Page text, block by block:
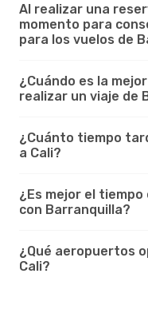
Al realizar una
momento para
para los vuelos de
¿Cuándo es la
realizar un viaje de
¿Cuánto tiempo
a Cali?
¿Es mejor el tiempo
con Barranquilla?
¿Qué aeropuertos
Cali?